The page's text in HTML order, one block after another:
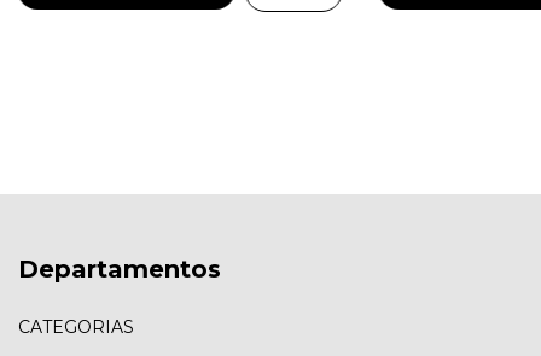
Departamentos
CATEGORIAS